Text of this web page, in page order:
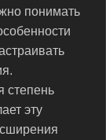
понимать
степень
эту